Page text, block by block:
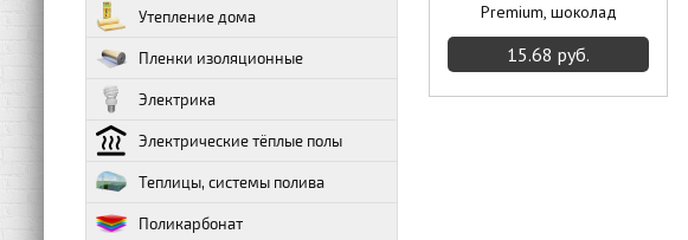
Утепление дома
Пленки изоляционные
Электрика
Электрические тёплые полы
Теплицы, системы полива
Поликарбонат
Premium, шоколад
15.68 руб.